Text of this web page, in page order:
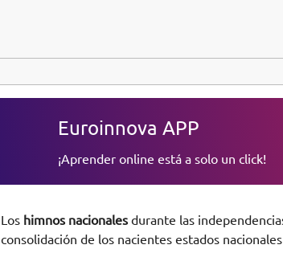
Euroinnova APP
¡Aprender online está a solo un click!
Los himnos nacionalesdurante las
consolidación de los nacientes estados